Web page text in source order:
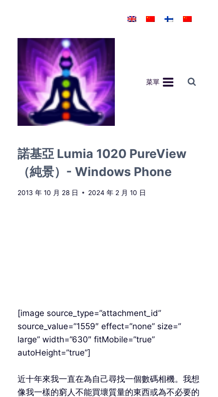
菜單
諾基亞 Lumia 1020 PureView
（純景）- Windows Phone
2013 年 10 月 28 日 2024 年 2 月 10 日
[image source_type=”attachment_id”
source_value=”1559″ effect=”none” size=”
large” width=”630″ fitMobile=”true”
autoHeight=”true”]
近十年來我一直在為自己尋找一個數碼相機。我想
像我一樣的窮人不能買壞質量的東西或為不必要的